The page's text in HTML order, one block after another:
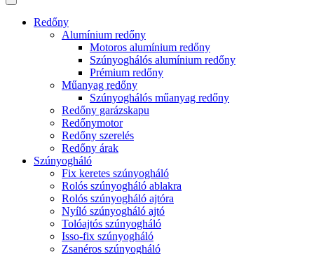
Redőny
Alumínium redőny
Motoros alumínium redőny
Szúnyoghálós alumínium redőny
Prémium redőny
Műanyag redőny
Szúnyoghálós műanyag redőny
Redőny garázskapu
Redőnymotor
Redőny szerelés
Redőny árak
Szúnyogháló
Fix keretes szúnyogháló
Rolós szúnyogháló ablakra
Rolós szúnyogháló ajtóra
Nyíló szúnyogháló ajtó
Tolóajtós szúnyogháló
Isso-fix szúnyogháló
Zsanéros szúnyogháló